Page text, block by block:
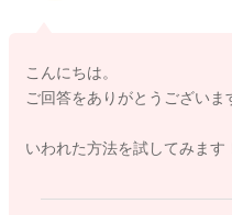
むきぐせの強いお子さんは、
す。
と言われます。
こんにちは。
ご回答をありがとうございま
いわれた方法を試してみます